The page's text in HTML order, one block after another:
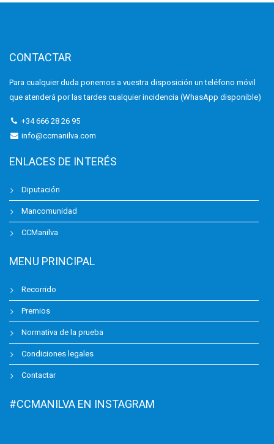
CONTACTAR
Para cualquier duda ponemos a vuestra disposición un teléfono móvil
que atenderá por las tardes cualquier incidencia (WhasApp disponible)
+34 666 28 26 95
info@ccmanilva.com
ENLACES DE INTERÉS
Diputación
Mancomunidad
CCManilva
MENU PRINCIPAL
Recorrido
Premios
Normativa de la prueba
Condiciones legales
Contactar
#CCMANILVA EN INSTAGRAM